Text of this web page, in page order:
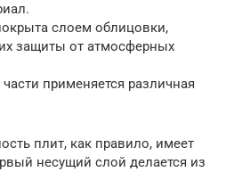
слоем облицовки,
защиты от атмосферных
применяется различная
плит, как правило, имеет
несущий слой делается из